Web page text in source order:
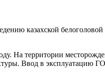
казахской
На территории
Ввод в эксплуатацию